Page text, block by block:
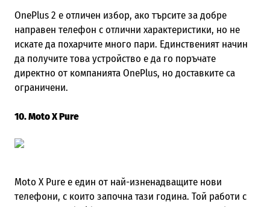
OnePlus 2 е отличен избор, ако търсите за добре
направен телефон с отлични характеристики, но не
искате да похарчите много пари. Единственият начин
да получите това устройство е да го поръчате
директно от компанията OnePlus, но доставките са
ограничени.
10. Moto X Pure
Moto X Pure е един от най-изненадващите нови
телефони, с които започна тази година. Той работи с